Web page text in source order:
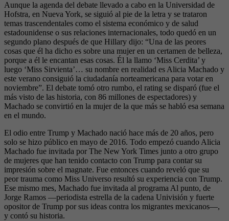
Aunque la agenda del debate llevado a cabo en la Universidad de
Hofstra, en Nueva York, se siguió al pie de la letra y se trataron
temas trascendentales como el sistema económico y de salud
estadounidense o sus relaciones internacionales, todo quedó en un
segundo plano después de que Hillary dijo: “Una de las peores
cosas que él ha dicho es sobre una mujer en un certamen de belleza,
porque a él le encantan esas cosas. Él la llamo ‘Miss Cerdita’ y
luego ‘Miss Sirvienta’… su nombre en realidad es Alicia Machado y
este verano consiguió la ciudadanía norteamericana para votar en
noviembre”. El debate tomó otro rumbo, el rating se disparó (fue el
más visto de las historia, con 86 millones de espectadores) y
Machado se convirtió en la mujer de la que más se habló esa semana
en el mundo.
El odio entre Trump y Machado nació hace más de 20 años, pero
solo se hizo público en mayo de 2016. Todo empezó cuando Alicia
Machado fue invitada por The New York Times junto a otro grupo
de mujeres que han tenido contacto con Trump para contar su
impresión sobre el magnate. Fue entonces cuando reveló que su
peor trauma como Miss Universo resultó su experiencia con Trump.
Ese mismo mes, Machado fue invitada al programa Al punto, de
Jorge Ramos —periodista estrella de la cadena Univisión y fuerte
opositor de Trump por sus ideas contra los migrantes mexicanos—,
y contó su historia.